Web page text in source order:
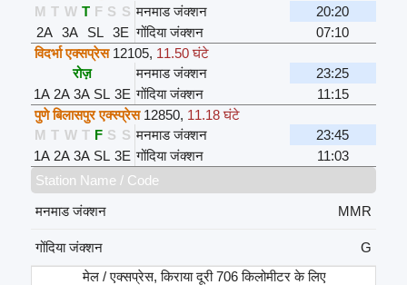
M T W T F S S मनमाड जंक्शन
20:20
2A 3A SL 3E गोंदिया जंक्शन
07:10
विदर्भा एक्सप्रेस 12105, 11.50 घंटे
रोज़
मनमाड जंक्शन
23:25
1A 2A 3A SL 3E गोंदिया जंक्शन
11:15
पुणे बिलासपुर एक्स्प्रेस 12850, 11.18 घंटे
M T W T F S S मनमाड जंक्शन
23:45
1A 2A 3A SL 3E गोंदिया जंक्शन
11:03
Station Name / Code
मनमाड जंक्शन
MMR
गोंदिया जंक्शन
G
मेल / एक्सप्रेस, किराया दूरी 706 किलोमीटर के लिए